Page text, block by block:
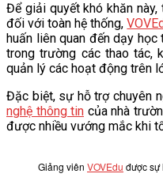
Để giải quyết khó khăn
đối với toàn hệ thống,
huấn liên quan đến dạy
trong trường các thao tác,
quản lý các hoạt động trên
Đặc biệt, sự hỗ trợ chuyên
nghệ thông tin của nhà
được nhiều vướng mắc khi
Giảng viên VOVEdu được sự